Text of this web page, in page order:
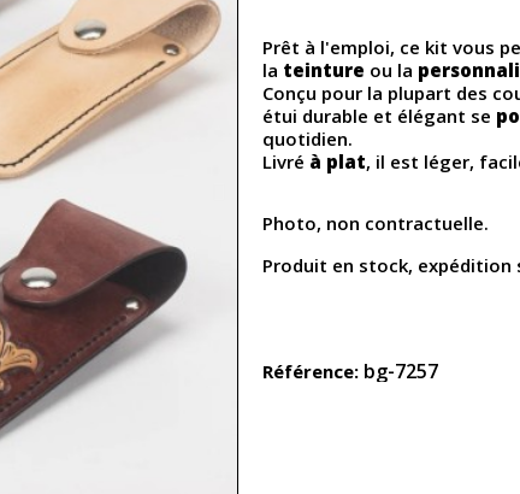
Prêt à l'emploi, ce kit vous
la teinture ou la
Conçu pour la plupart des
étui durable et élégant se
quotidien.
Livré à plat, il est léger,
Photo, non contractuelle.
Produit en stock, expédition
Référence bg-7257